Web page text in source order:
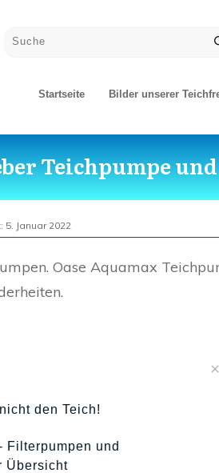
Startseite Bilder unserer
Teichpumpe
5. Januar 2022
Oase Aquamax
den Teich!
Filterpumpen und
Übersicht